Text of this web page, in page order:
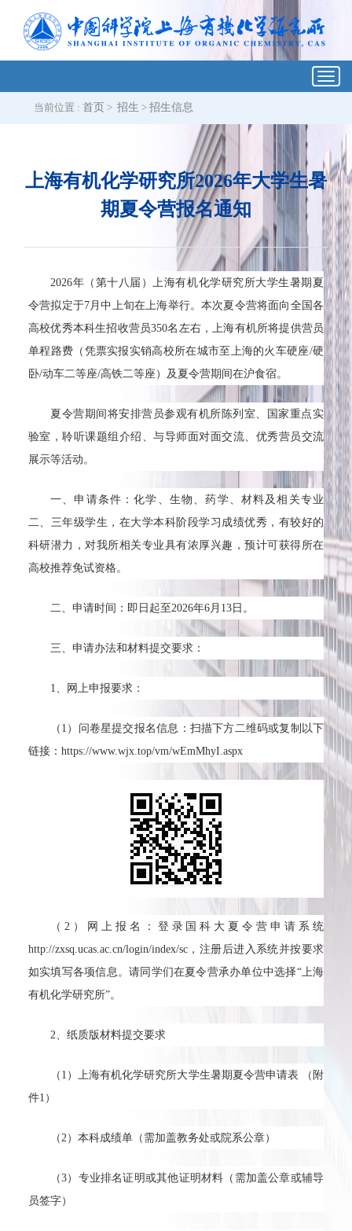
当前位置 : 首页 > 招生 > 招生信息
上海有机化学研究所2026年大学生暑
期夏令营报名通知
2026年（第十八届）上海有机化学研究所大学生暑期夏
令营拟定于7月中上旬在上海举行。本次夏令营将面向全国各
高校优秀本科生招收营员350名左右，上海有机所将提供营员
单程路费（凭票实报实销高校所在城市至上海的火车硬座/硬
卧/动车二等座/高铁二等座）及夏令营期间在沪食宿。
夏令营期间将安排营员参观有机所陈列室、国家重点实
验室，聆听课题组介绍、与导师面对面交流、优秀营员交流
展示等活动。
一、申请条件：化学、生物、药学、材料及相关专业
二、三年级学生，在大学本科阶段学习成绩优秀，有较好的
科研潜力，对我所相关专业具有浓厚兴趣，预计可获得所在
高校推荐免试资格。
二、申请时间：即日起至2026年6月13日。
三、申请办法和材料提交要求：
1、网上申报要求：
（1）问卷星提交报名信息：扫描下方二维码或复制以下
链接：https://www.wjx.top/vm/wEmMhyI.aspx
（2）网上报名：登录国科大夏令营申请系统
http://zxsq.ucas.ac.cn/login/index/sc，注册后进入系统并按要求
如实填写各项信息。请同学们在夏令营承办单位中选择“上海
有机化学研究所”。
2、纸质版材料提交要求
（1）上海有机化学研究所大学生暑期夏令营申请表 （附
件1）
（2）本科成绩单（需加盖教务处或院系公章）
（3）专业排名证明或其他证明材料（需加盖公章或辅导
员签字）